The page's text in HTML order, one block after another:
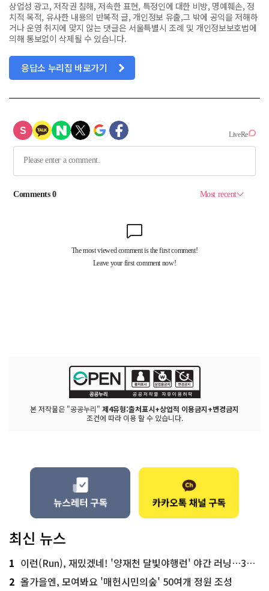
상업성 광고, 저작권 침해, 저속한 표현, 특정인에 대한 비방, 명예훼손, 정
치적 목적, 유사한 내용의 반복적 글, 개인정보 유출,그 밖에 공익을 저해하
거나 운영 취지에 맞지 않는 댓글은 서울특별시 조례 및 개인정보보호법에
의해 통보없이 삭제될 수 있습니다.
응답소 누리집 바로가기
본 저작물은 "공공누리" 제4유형:출처표시+상업적 이용금지+변경금지
조건에 따라 이용 할 수 있습니다.
최신 뉴스
1 이런(Run), 재밌겠네! '양재천 달빛야행런' 야간 러닝…300명 모집
2 올가을엔, 모여봐요 '매헌시민의숲' 50여개 정원 조성